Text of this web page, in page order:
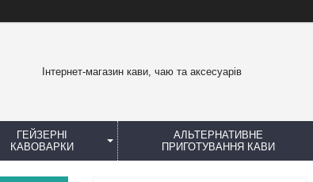
Інтернет-магазин кави, чаю та аксесуарів
ГЕЙЗЕРНІ
КАВОВАРКИ
АЛЬТЕРНАТИВНЕ
ПРИГОТУВАННЯ КАВИ